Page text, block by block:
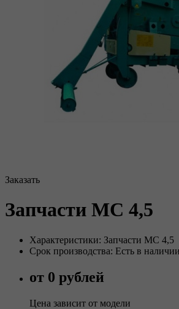
Заказать
Запчасти МС 4,5
Характеристики: Запчасти МС 4,5
Срок производства: Есть в наличии
от 0 рублей
Цена зависит от модели